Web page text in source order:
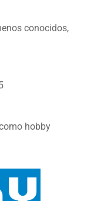
conocidos,
hobby